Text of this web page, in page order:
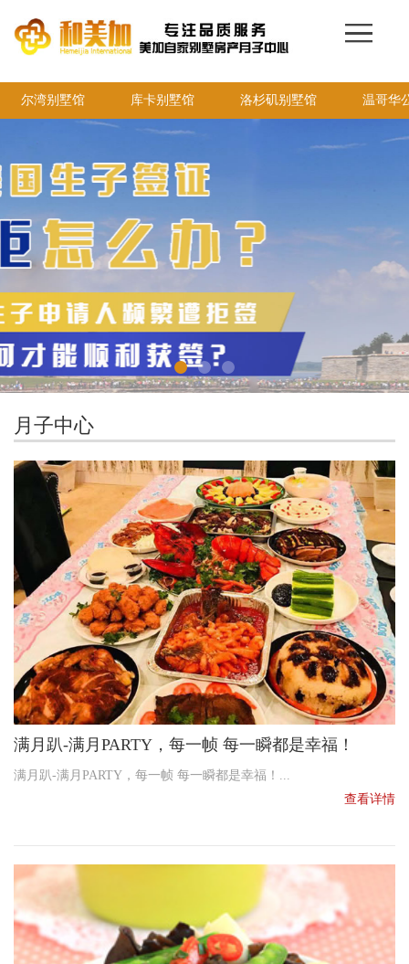
网站首页 136-6168-7859
医院医生 美宝证件
美宝服务
费用清单 签证入境
客服微信：13661687859
尔湾别墅馆 库卡别墅馆 洛杉矶别墅馆 温哥华
月子中心
满月趴-满月PARTY，每一帧 每一瞬都是幸福！
满月趴-满月PARTY，每一帧 每一瞬都是幸福！...
查看详情